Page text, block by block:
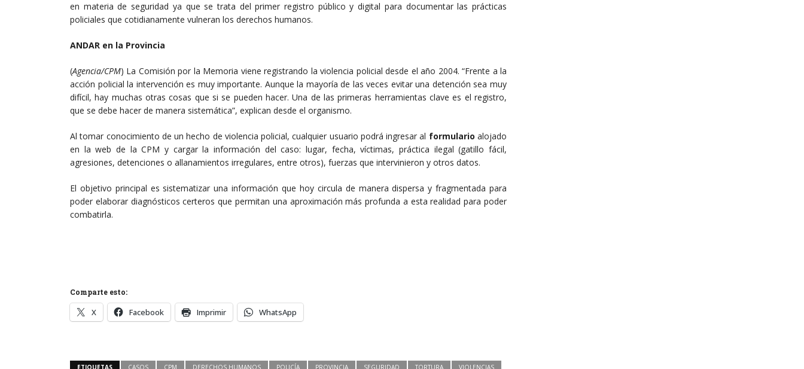
en materia de seguridad ya que se trata del primer registro público y digital para documentar las prácticas
policiales que cotidianamente vulneran los derechos humanos.
ANDAR en la Provincia
(Agencia/CPM) La Comisión por la Memoria viene registrando la violencia policial desde el año 2004. “Frente a la
acción policial la intervención es muy importante. Aunque la mayoría de las veces evitar una detención sea muy
difícil, hay muchas otras cosas que si se pueden hacer. Una de las primeras herramientas clave es el registro,
que se debe hacer de manera sistemática”, explican desde el organismo.
Al tomar conocimiento de un hecho de violencia policial, cualquier usuario podrá ingresar al formulario alojado
en la web de la CPM y cargar la información del caso: lugar, fecha, víctimas, práctica ilegal (gatillo fácil,
agresiones, detenciones o allanamientos irregulares, entre otros), fuerzas que intervinieron y otros datos.
El objetivo principal es sistematizar una información que hoy circula de manera dispersa y fragmentada para
poder elaborar diagnósticos certeros que permitan una aproximación más profunda a esta realidad para poder
combatirla.
Comparte esto:
X Facebook Imprimir WhatsApp